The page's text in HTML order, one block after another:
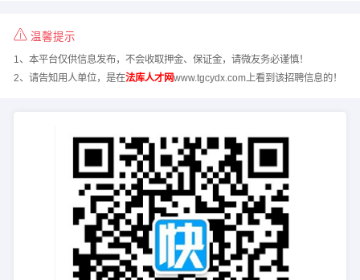
温馨提示
1、本平台仅供信息发布，不会收取押金、保证金，请微友务必谨慎！
2、请告知用人单位，是在法库人才网www.tgcydx.com上看到该招聘信息的！